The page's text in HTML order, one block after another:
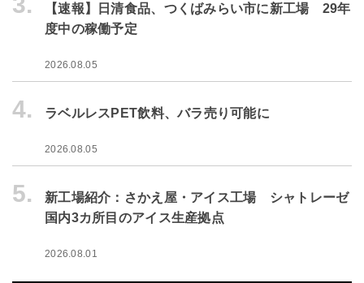
【速報】日清食品、つくばみらい市に新工場 29年
度中の稼働予定
2026.08.05
4. ラベルレスPET飲料、バラ売り可能に
2026.08.05
5.
新工場紹介：さかえ屋・アイス工場 シャトレーゼ
国内3カ所目のアイス生産拠点
2026.08.01